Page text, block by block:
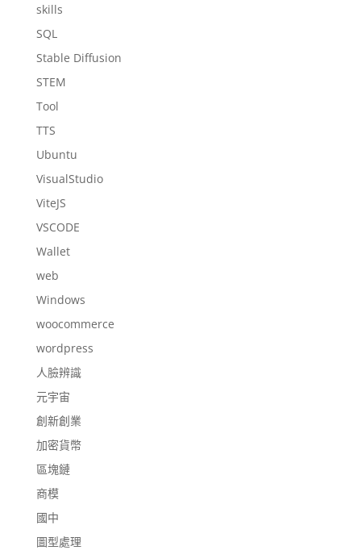
skills
SQL
Stable Diffusion
STEM
Tool
TTS
Ubuntu
VisualStudio
ViteJS
VSCODE
Wallet
web
Windows
woocommerce
wordpress
人臉辨識
元宇宙
創新創業
加密貨幣
區塊鏈
商模
國中
圖型處理